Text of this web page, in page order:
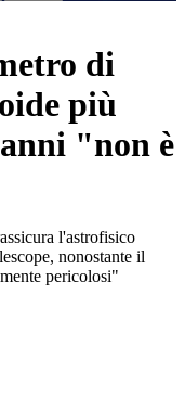
di
più
"non è
l'astrofisico
nonostante il
pericolosi"